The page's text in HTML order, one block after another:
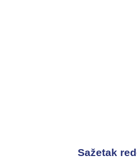
Sažetak